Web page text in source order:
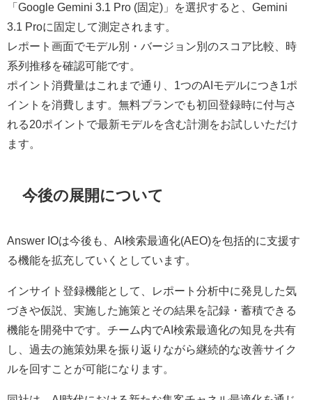
「Google Gemini 3.1 Pro (固定)」を選択すると、Gemini
3.1 Proに固定して測定されます。
レポート画面でモデル別・バージョン別のスコア比較、時
系列推移を確認可能です。
ポイント消費量はこれまで通り、1つのAIモデルにつき1ポ
イントを消費します。無料プランでも初回登録時に付与さ
れる20ポイントで最新モデルを含む計測をお試しいただけ
ます。
今後の展開について
Answer IOは今後も、AI検索最適化(AEO)を包括的に支援す
る機能を拡充していくとしています。
インサイト登録機能として、レポート分析中に発見した気
づきや仮説、実施した施策とその結果を記録・蓄積できる
機能を開発中です。チーム内でAI検索最適化の知見を共有
し、過去の施策効果を振り返りながら継続的な改善サイク
ルを回すことが可能になります。